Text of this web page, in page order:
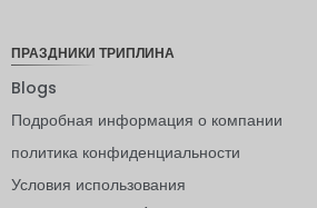
ЙЕНА
евро
ПРАЗДНИКИ ТРИПЛИНА
Blogs
Подробная информация о компании
политика конфиденциальности
Условия использования